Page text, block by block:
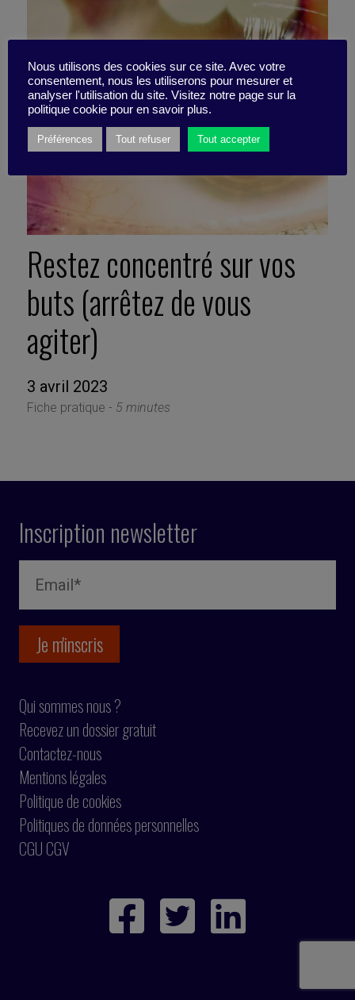
Restez concentré sur vos
buts (arrêtez de vous
agiter)
3 avril 2023
Fiche pratique - 5 minutes
Inscription newsletter
Qui sommes nous ?
Recevez un dossier gratuit
Contactez-nous
Mentions légales
Politique de cookies
Politiques de données personnelles
CGU CGV
Nous utilisons des cookies sur ce site. Avec votre
consentement, nous les utiliserons pour mesurer et
analyser l'utilisation du site. Visitez notre page sur la
politique cookie pour en savoir plus.
Préférences Tout refuser Tout accepter